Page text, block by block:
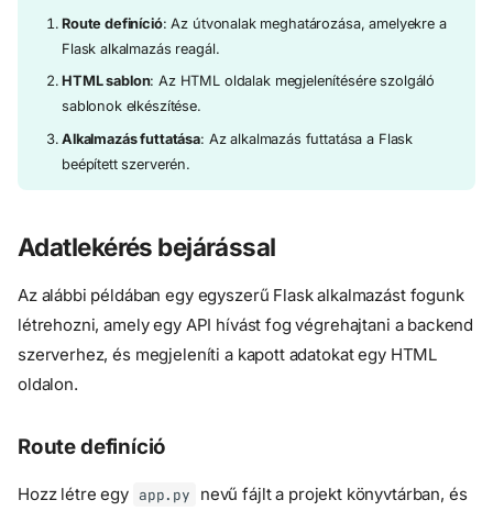
Route definíció: Az útvonalak meghatározása, amelyekre a
Flask alkalmazás reagál.
HTML sablon: Az HTML oldalak megjelenítésére szolgáló
sablonok elkészítése.
Alkalmazás futtatása: Az alkalmazás futtatása a Flask
beépített szerverén.
Adatlekérés bejárással
Az alábbi példában egy egyszerű Flask alkalmazást fogunk
létrehozni, amely egy API hívást fog végrehajtani a backend
szerverhez, és megjeleníti a kapott adatokat egy HTML
oldalon.
Route definíció
Hozz létre egy app.py
nevű fájlt a projekt könyvtárban, és